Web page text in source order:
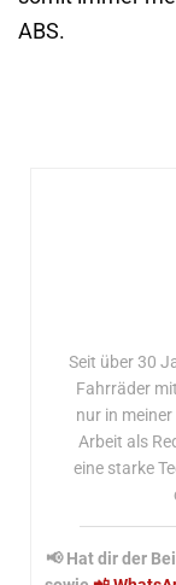
ABS.
Seit über 30
Fahrräder
nur in
Arbeit als
eine starke
📢 Hat dir der